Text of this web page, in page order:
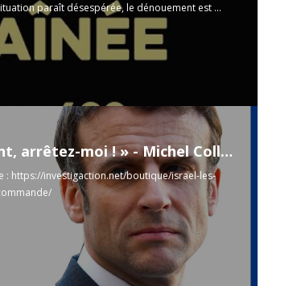
paraît désespérée, le dénouement est ...
« M. le Président, arrêtez-moi ! » - Michel Collon
: https://investigaction.net/boutique/israel-les-